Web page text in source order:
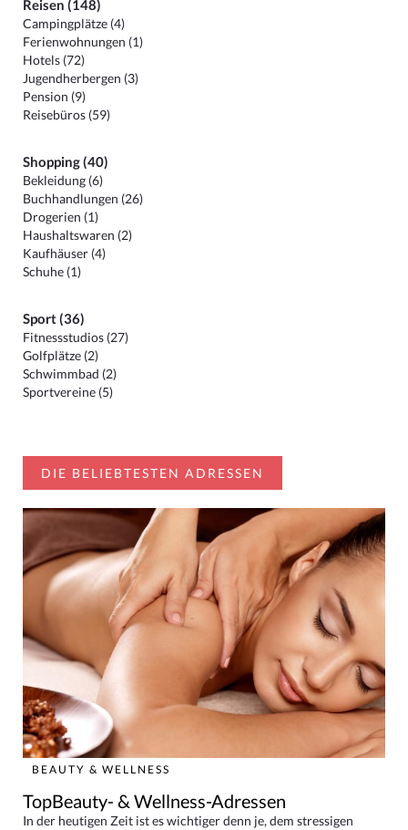
Reisen (148)
Campingplätze (4)
Ferienwohnungen (1)
Hotels (72)
Jugendherbergen (3)
Pension (9)
Reisebüros (59)
Shopping (40)
Bekleidung (6)
Buchhandlungen (26)
Drogerien (1)
Haushaltswaren (2)
Kaufhäuser (4)
Schuhe (1)
Sport (36)
Fitnessstudios (27)
Golfplätze (2)
Schwimmbad (2)
Sportvereine (5)
DIE BELIEBTESTEN ADRESSEN
BEAUTY & WELLNESS
TopBeauty- & Wellness-Adressen
In der heutigen Zeit ist es wichtiger denn je, dem stressigen